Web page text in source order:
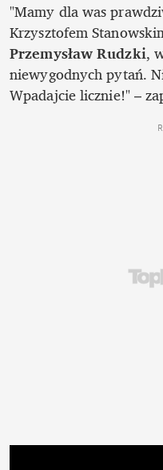
"Mamy dla was
Krzysztofem
Przemysław Rudzki,
niewygodnych pytań.
Wpadajcie licznie!" –